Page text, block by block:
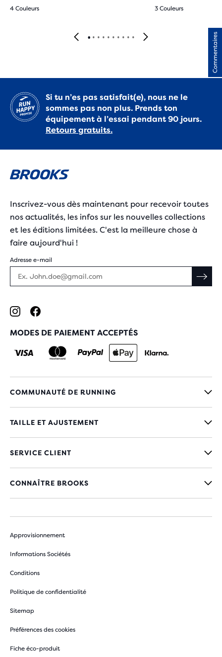
4 Couleurs 3 Couleurs
Si tu n’es pas satisfait(e), nous ne le
sommes pas non plus. Prends ton
équipement à l’essai pendant 90 jours.
Retours gratuits.
Inscrivez-vous dès maintenant pour recevoir toutes
nos actualités, les infos sur les nouvelles collections
et les éditions limitées. C'est la meilleure chose à
faire aujourd'hui !
Adresse e-mail
MODES DE PAIEMENT ACCEPTÉS
COMMUNAUTÉ DE RUNNING
TAILLE ET AJUSTEMENT
SERVICE CLIENT
CONNAÎTRE BROOKS
Approvisionnement
Informations Sociétés
Conditions
Politique de confidentialité
Sitemap
Préférences des cookies
Fiche éco-produit
Commentaires